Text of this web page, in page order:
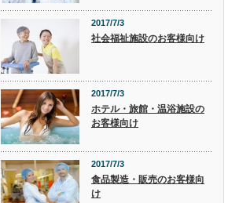
2017/7/3
社会福祉施設のお客様向け
2017/7/3
ホテル・旅館・温浴施設の
お客様向け
2017/7/3
食品製造・販売のお客様向
け